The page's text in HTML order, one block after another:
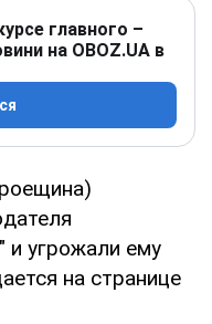
главного –
на OBOZ.UA в
и угрожали ему
на странице